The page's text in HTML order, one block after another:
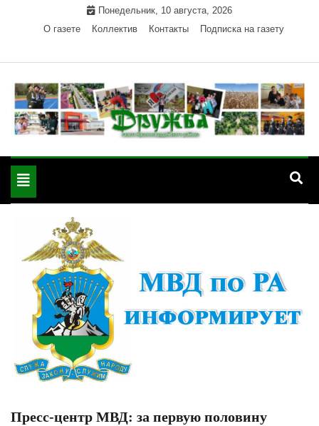
Понедельник, 10 августа, 2026
О газете
Коллектив Контакты Подписка на газету
"Дружба" — газета
Красногвардейского района Республики Адыгея
Toggle
navigation
Пресс-центр МВД: за первую половину